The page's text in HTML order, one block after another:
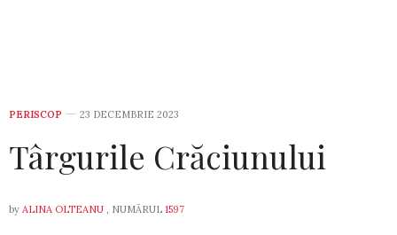
PERISCOP 23 DECEMBRIE 2023
Târgurile Crăciunului
by ALINA OLTEANU , NUMĂRUL 1597